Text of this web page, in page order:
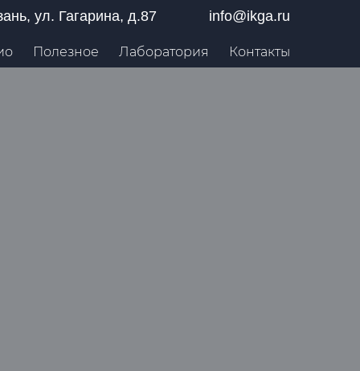
info@ikga.ru
ул. Гагарина, д.87
Полезное Лаборатория Контакты